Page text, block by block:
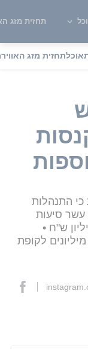
תחזית מזג
אוכלתחזית מזג האוויר
לשנת 2024 קובע כי התנהלות
עשר סיעות
גרעונות עתק של כ-81 מיליון ש"ח •
לקופת